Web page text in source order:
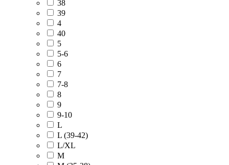
38
39
4
40
5
5-6
6
7
7-8
8
9
9-10
L
L (39-42)
L/XL
M